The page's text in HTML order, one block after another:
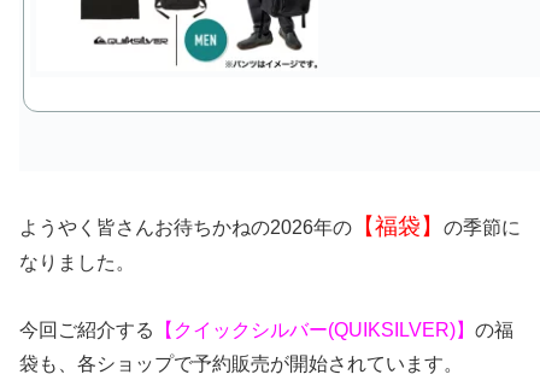
ようやく皆さんお待ちかねの2026年の 【福袋】
の季節に
なりました。
今回ご紹介する 【クイックシルバー(QUIKSILVER)】 の福
袋も、各ショップで予約販売が開始されています。